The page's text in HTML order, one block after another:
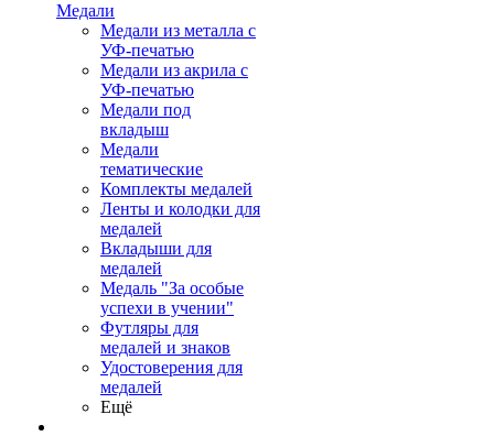
Медали
Медали из металла с
УФ-печатью
Медали из акрила с
УФ-печатью
Медали под
вкладыш
Медали
тематические
Комплекты медалей
Ленты и колодки для
медалей
Вкладыши для
медалей
Медаль "За особые
успехи в учении"
Футляры для
медалей и знаков
Удостоверения для
медалей
Ещё